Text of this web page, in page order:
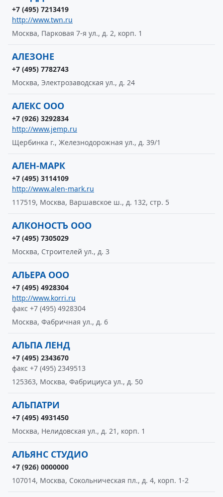
+7 (495) 7213419
http://www.twn.ru
Москва, Парковая 7-я ул., д. 2, корп. 1
АЛЕЗОНЕ
+7 (495) 7782743
Москва, Электрозаводская ул., д. 24
АЛЕКС ООО
+7 (926) 3292834
http://www.jemp.ru
Щербинка г., Железнодорожная ул., д. 39/1
АЛЕН-МАРК
+7 (495) 3114109
http://www.alen-mark.ru
117519, Москва, Варшавское ш., д. 132, стр. 5
АЛКОНОСТЪ ООО
+7 (495) 7305029
Москва, Строителей ул., д. 3
АЛЬЕРА ООО
+7 (495) 4928304
http://www.korri.ru
факс +7 (495) 4928304
Москва, Фабричная ул., д. 6
АЛЬПА ЛЕНД
+7 (495) 2343670
факс +7 (495) 2349513
125363, Москва, Фабрициуса ул., д. 50
АЛЬПАТРИ
+7 (495) 4931450
Москва, Нелидовская ул., д. 21, корп. 1
АЛЬЯНС СТУДИО
+7 (926) 0000000
107014, Москва, Сокольническая пл., д. 4, корп. 1-2